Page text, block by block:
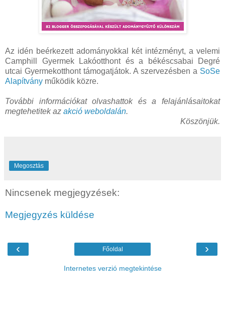
Az idén beérkezett adományokkal két intézményt, a velemi
Camphill Gyermek Lakóotthont és a békéscsabai Degré
utcai Gyermekotthont támogatjátok. A szervezésben a SoSe
Alapítvány működik közre.
További információkat olvashattok és a felajánlásaitokat
megtehetitek az akció weboldalán.
Köszönjük.
Megosztás
Nincsenek megjegyzések:
Megjegyzés küldése
‹ ›
Főoldal
Internetes verzió megtekintése